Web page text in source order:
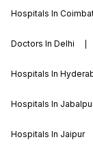
Hospitals In
Doctors In Delhi
Hospitals In
Hospitals In
Hospitals In Jaipur